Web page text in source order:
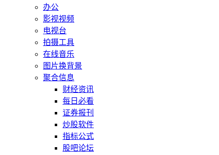
办公
影视视频
电视台
拍摄工具
在线音乐
图片换背景
聚合信息
财经资讯
每日必看
证券报刊
炒股软件
指标公式
股吧论坛